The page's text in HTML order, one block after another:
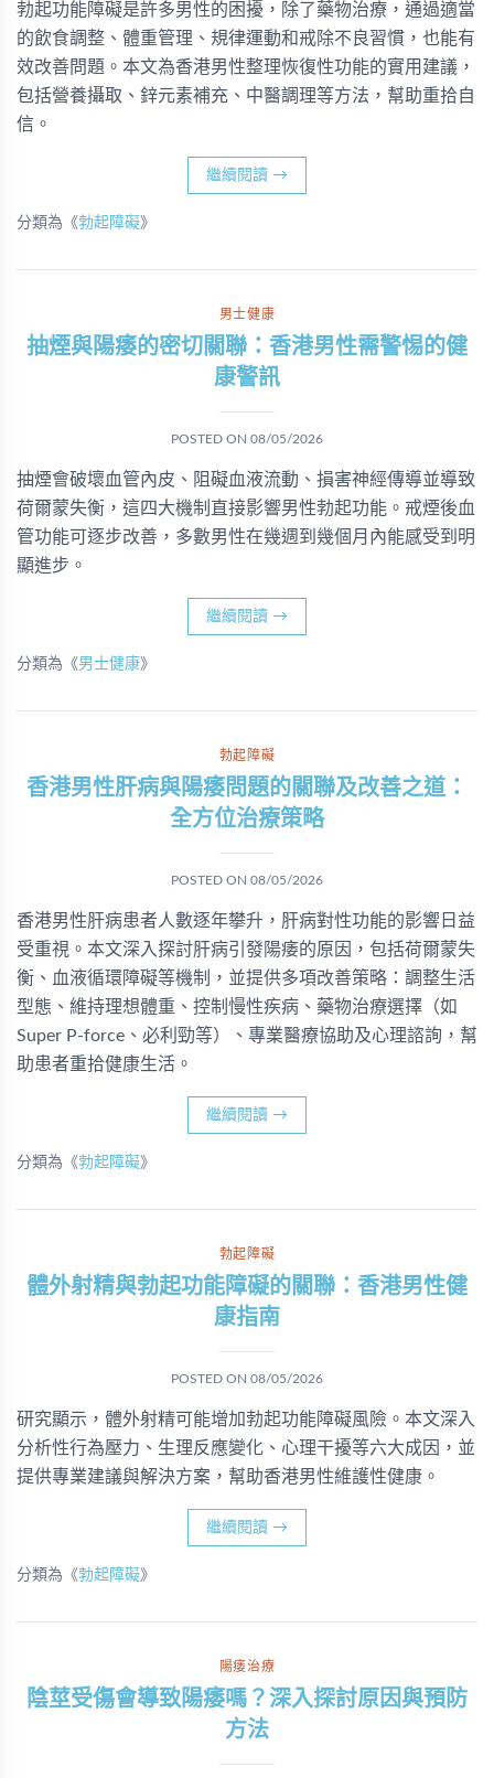
勃起功能障礙是許多男性的困擾，除了藥物治療，通過適當
的飲食調整、體重管理、規律運動和戒除不良習慣，也能有
效改善問題。本文為香港男性整理恢復性功能的實用建議，
包括營養攝取、鋅元素補充、中醫調理等方法，幫助重拾自
信。
繼續閱讀 →
分類為《勃起障礙》
男士健康
抽煙與陽痿的密切關聯：香港男性需警惕的健
康警訊
POSTED ON 08/05/2026
抽煙會破壞血管內皮、阻礙血液流動、損害神經傳導並導致
荷爾蒙失衡，這四大機制直接影響男性勃起功能。戒煙後血
管功能可逐步改善，多數男性在幾週到幾個月內能感受到明
顯進步。
繼續閱讀 →
分類為《男士健康》
勃起障礙
香港男性肝病與陽痿問題的關聯及改善之道：
全方位治療策略
POSTED ON 08/05/2026
香港男性肝病患者人數逐年攀升，肝病對性功能的影響日益
受重視。本文深入探討肝病引發陽痿的原因，包括荷爾蒙失
衡、血液循環障礙等機制，並提供多項改善策略：調整生活
型態、維持理想體重、控制慢性疾病、藥物治療選擇（如
Super P-force、必利勁等）、專業醫療協助及心理諮詢，幫
助患者重拾健康生活。
繼續閱讀 →
分類為《勃起障礙》
勃起障礙
體外射精與勃起功能障礙的關聯：香港男性健
康指南
POSTED ON 08/05/2026
研究顯示，體外射精可能增加勃起功能障礙風險。本文深入
分析性行為壓力、生理反應變化、心理干擾等六大成因，並
提供專業建議與解決方案，幫助香港男性維護性健康。
繼續閱讀 →
分類為《勃起障礙》
陽痿治療
陰莖受傷會導致陽痿嗎？深入探討原因與預防
方法